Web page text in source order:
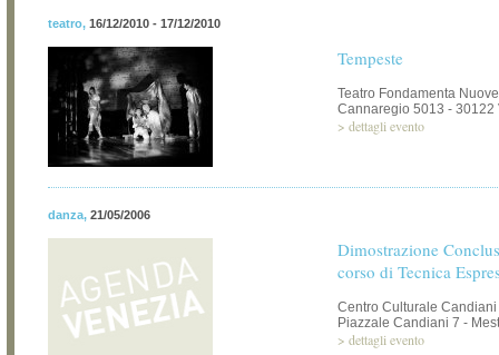
teatro, 16/12/2010 - 17/12/2010
Tempeste
Teatro Fondamenta Nuove
Cannaregio 5013 - 30122
> dettagli evento
danza, 21/05/2006
Dimostrazione
corso di Tecnica
Centro Culturale Candiani
Piazzale Candiani 7 -
> dettagli evento